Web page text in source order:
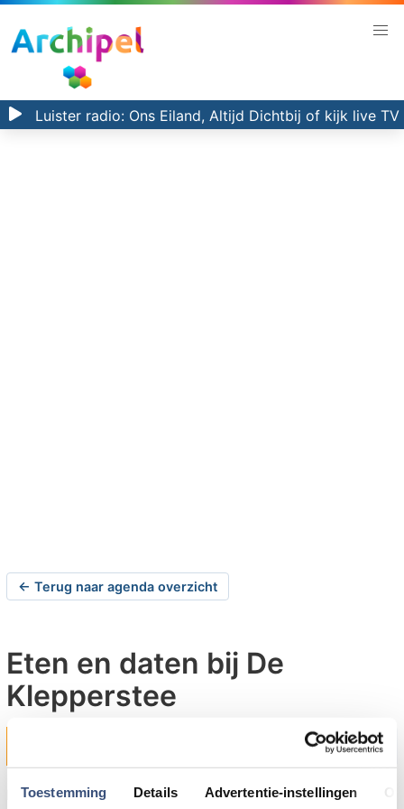
Toestemming Details Advertentie-instellingen
Luister radio: Ons Eiland, Altijd Dichtbij of kijk live TV
← Terug naar agenda overzicht
Eten en daten bij De
Klepperstee
Ouddorp
Ben jij single en is het tijd voor een nieuwe liefde in je